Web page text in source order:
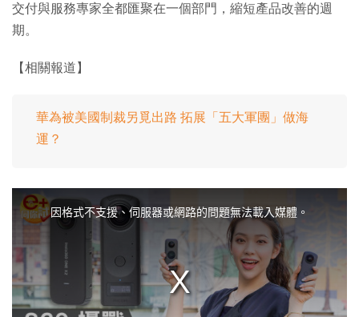
交付與服務專家全都匯聚在一個部門，縮短產品改善的週
期。
【相關報道】
華為被美國制裁另覓出路 拓展「五大軍團」做海
運？
m
d
l
w
i
n
d
因格式不支援、伺服器或網路的問題無法載入媒體。